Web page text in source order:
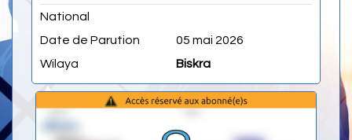
National
Date de Parution
05 mai 2026
Wilaya
Biskra